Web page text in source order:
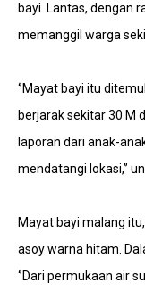
bayi. Lantas, dengan
memanggil warga
‘’Mayat bayi itu
berjarak sekitar 30 M
laporan dari anak-
mendatangi lokasi,’’
Mayat bayi malang
asoy warna hitam.
‘’Dari permukaan air